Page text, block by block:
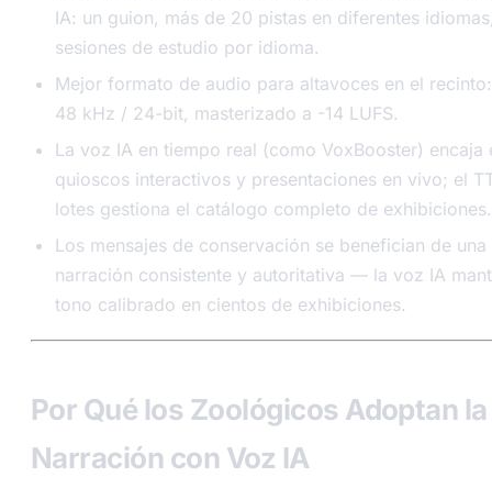
IA: un guion, más de 20 pistas en diferentes
sesiones de estudio por idioma.
Mejor formato de audio para altavoces en el
48 kHz / 24-bit, masterizado a -14 LUFS.
La voz IA en tiempo real (como VoxBooster) encaja
quioscos interactivos y presentaciones en vivo; el
lotes gestiona el catálogo completo de exhibiciones.
Los mensajes de conservación se benefician de una
narración consistente y autoritativa — la voz IA
tono calibrado en cientos de exhibiciones.
Por Qué los Zoológicos Adoptan la
Narración con Voz IA